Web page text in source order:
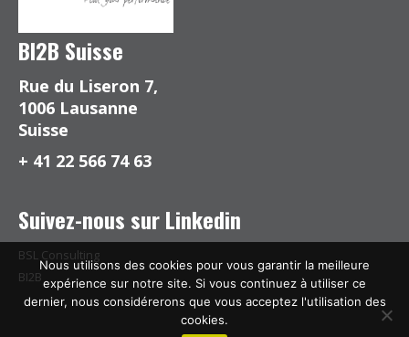
BI2B Suisse
Rue du Liseron 7,
1006 Lausanne
Suisse
+ 41 22 566 74 63
Suivez-nous sur Linkedin
BSL Consulting
BI2B
Nous utilisons des cookies pour vous garantir la meilleure
expérience sur notre site. Si vous continuez à utiliser ce
dernier, nous considérerons que vous acceptez l'utilisation des
cookies.